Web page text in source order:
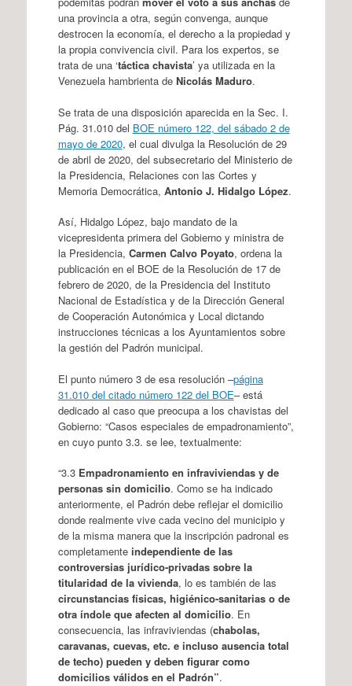
una provincia a otra, según convenga, aunque
destrocen la economía, el derecho a la propiedad y
la propia convivencia civil. Para los expertos, se
trata de una ‘táctica chavista’ ya utilizada en la
Venezuela hambrienta de Nicolás Maduro.
Se trata de una disposición aparecida en la Sec. I.
Pág. 31.010 del BOE número 122, del sábado 2 de
mayo de 2020, el cual divulga la Resolución de 29
de abril de 2020, del subsecretario del Ministerio de
la Presidencia, Relaciones con las Cortes y
Memoria Democrática, Antonio J. Hidalgo López.
Así, Hidalgo López, bajo mandato de la
vicepresidenta primera del Gobierno y ministra de
la Presidencia, Carmen Calvo Poyato, ordena la
publicación en el BOE de la Resolución de 17 de
febrero de 2020, de la Presidencia del Instituto
Nacional de Estadística y de la Dirección General
de Cooperación Autonómica y Local dictando
instrucciones técnicas a los Ayuntamientos sobre
la gestión del Padrón municipal.
El punto número 3 de esa resolución –página
31.010 del citado número 122 del BOE– está
dedicado al caso que preocupa a los chavistas del
Gobierno: “Casos especiales de empadronamiento”,
en cuyo punto 3.3. se lee, textualmente:
“3.3 Empadronamiento en infraviviendas y de
personas sin domicilio. Como se ha indicado
anteriormente, el Padrón debe reflejar el domicilio
donde realmente vive cada vecino del municipio y
de la misma manera que la inscripción padronal es
completamente independiente de las
controversias jurídico-privadas sobre la
titularidad de la vivienda, lo es también de las
circunstancias físicas, higiénico-sanitarias o de
otra índole que afecten al domicilio. En
consecuencia, las infraviviendas (chabolas,
caravanas, cuevas, etc. e incluso ausencia total
de techo) pueden y deben figurar como
domicilios válidos en el Padrón”.